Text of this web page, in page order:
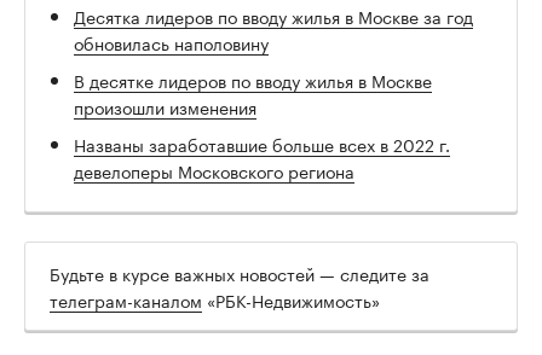
Десятка лидеров по вводу жилья в Москве за год
обновилась наполовину
В десятке лидеров по вводу жилья в Москве
произошли изменения
Названы заработавшие больше всех в 2022 г.
девелоперы Московского региона
Будьте в курсе важных новостей — следите за
телеграм-каналом «РБК-Недвижимость»